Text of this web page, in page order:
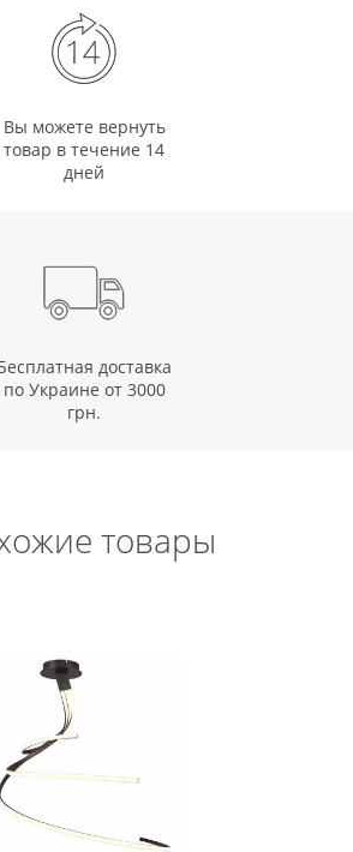
Вы можете вернуть
товар в течение 14
дней
доставка
по Украине от 3000
грн.
товары